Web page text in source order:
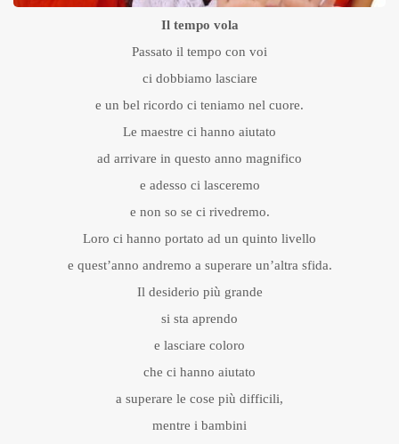
Il tempo vola
Passato il tempo con voi
ci dobbiamo lasciare
e un bel ricordo ci teniamo nel cuore.
Le maestre ci hanno aiutato
ad arrivare in questo anno magnifico
e adesso ci lasceremo
e non so se ci rivedremo.
Loro ci hanno portato ad un quinto livello
e quest’anno andremo a superare un’altra sfida.
Il desiderio più grande
si sta aprendo
e lasciare coloro
che ci hanno aiutato
a superare le cose più difficili,
mentre i bambini